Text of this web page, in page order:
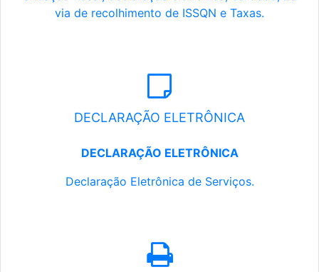
via de recolhimento de ISSQN e Taxas.
DECLARAÇÃO ELETRÔNICA
DECLARAÇÃO ELETRÔNICA
Declaração Eletrônica de Serviços.